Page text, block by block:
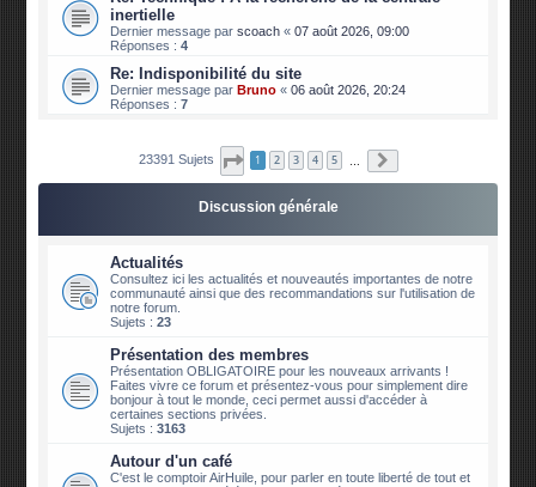
inertielle
Dernier message parscoach «07 août 2026, 09:00
Réponses :4
Re: Indisponibilité du site
Dernier message parBruno «06 août 2026, 20:24
Réponses :7
23391 Sujets Page 1sur2340
1 2 3 4 5 …
Discussion générale
Actualités
Consultez ici les actualités et nouveautés importantes de notre
communauté ainsi que des recommandations sur l'utilisation de
notre forum.
Sujets :23
Présentation des membres
Présentation OBLIGATOIRE pour les nouveaux arrivants !
Faites vivre ce forum et présentez-vous pour simplement dire
bonjour à tout le monde, ceci permet aussi d'accéder à
certaines sections privées.
Sujets :3163
Autour d'un café
C'est le comptoir AirHuile, pour parler en toute liberté de tout et